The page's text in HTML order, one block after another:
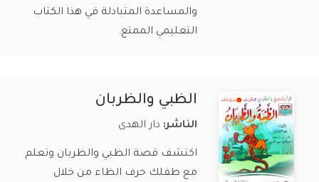
والمساعدة المتبادلة في هذا الكتاب
التعليمي الممتع.
الظبي والظربان
الناشر: دار الهدى
اكتشف قصة الظبي والظربان وتعلم
مع طفلك حرف الظاء من خلال